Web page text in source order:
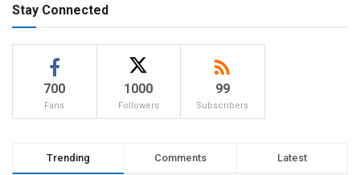
Stay Connected
700
Fans
1000
Followers
99
Subscribers
Trending Comments Latest